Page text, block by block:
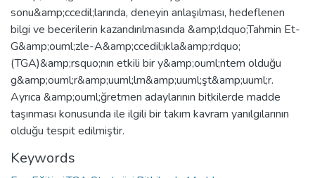
sonu&amp;ccedil;larında, deneyin anlaşılması, hedeflenen
bilgi ve becerilerin kazandırılmasında &amp;ldquo;Tahmin Et-
G&amp;ouml;zle-A&amp;ccedil;ıkla&amp;rdquo;
(TGA)&amp;rsquo;nın etkili bir y&amp;ouml;ntem olduğu
g&amp;ouml;r&amp;uuml;lm&amp;uuml;şt&amp;uuml;r.
Ayrıca &amp;ouml;ğretmen adaylarının bitkilerde madde
taşınması konusunda ile ilgili bir takım kavram yanılgılarının
olduğu tespit edilmiştir.
Keywords